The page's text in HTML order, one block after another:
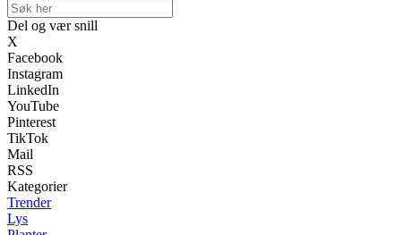
Del og vær snill
X
Facebook
Instagram
LinkedIn
YouTube
Pinterest
TikTok
Mail
RSS
Kategorier
Trender
Lys